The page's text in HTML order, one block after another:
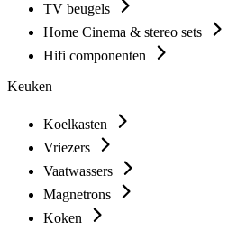
TV beugels
Home Cinema & stereo sets
Hifi componenten
Keuken
Koelkasten
Vriezers
Vaatwassers
Magnetrons
Koken